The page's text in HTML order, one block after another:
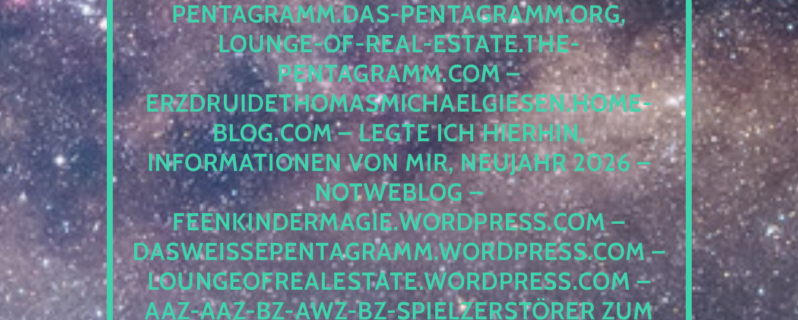
ENTAGRAMM.DAS-PENTAGRAMM.ORG, L
OUNGE-OF-REAL-ESTATE.THE-P
ENTAGRAMM.COM – E
RZDRUIDETHOMASMICHAELGIESEN.HOME-B
LOG.COM – LEGTE ICH HIERHIN, I
NFORMATIONEN VON MIR, NEUJAHR 2026 – N
OTWEBLOG – F
EENKINDERMAGIE.WORDPRESS.COM – D
ASWEISSEPENTAGRAMM.WORDPRESS.COM – L
OUNGEOFREALESTATE.WORDPRESS.COM – A
AZ-AAZ-BZ-AWZ-BZ-SPIELZERSTÖRER ZUM S